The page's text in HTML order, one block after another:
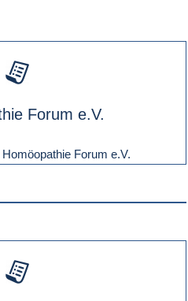
Forum e.V.
Forum e.V.